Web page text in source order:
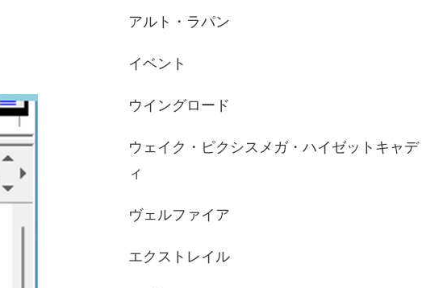
アルト・ラパン
イベント
ウイングロード
ウェイク・ピクシスメガ・ハイゼットキャデ
ィ
ヴェルファイア
エクストレイル